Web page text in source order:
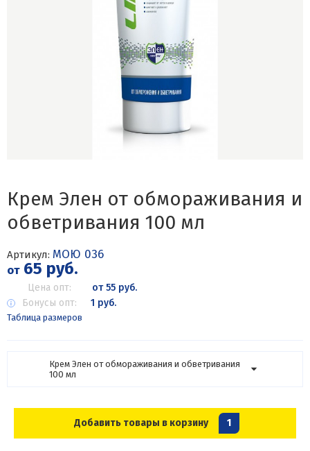
Крем Элен от обмораживания и
обветривания 100 мл
Артикул: МОЮ 036
от65 руб.
Цена опт:
от 55 руб.
Бонусы опт:
1 руб.
Таблица размеров
Крем Элен от обмораживания и обветривания
100 мл
Добавить товары в корзину 1